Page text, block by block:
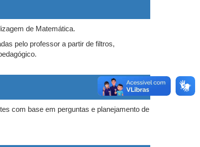
de Matemática.
pelo professor a partir de filtros,
com base em perguntas e planejamento de